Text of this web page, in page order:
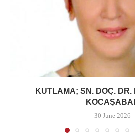
KUTLAMA; SN. DOÇ.
30 June 2026